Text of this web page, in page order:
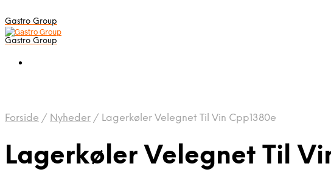
Gastro Group
Gastro Group
Forside / Nyheder / Lagerkøler Velegnet Til Vin Cpp1380e
Lagerkøler Velegnet Til